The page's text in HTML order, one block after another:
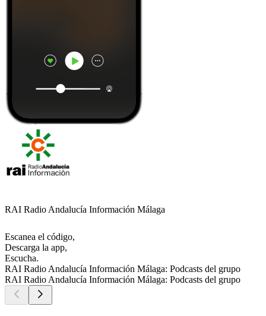
RAI Radio Andalucía Información Málaga
Escanea el código,
Descarga la app,
Escucha.
RAI Radio Andalucía Información Málaga: Podcasts del grupo
RAI Radio Andalucía Información Málaga: Podcasts del grupo